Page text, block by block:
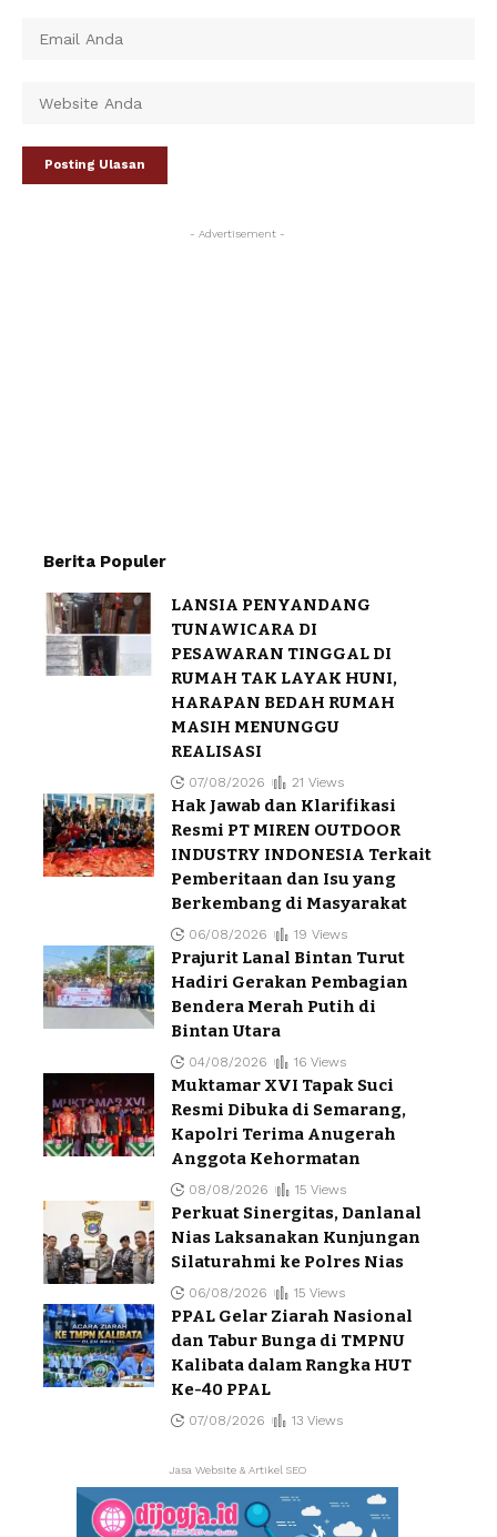
- Advertisement -
Berita Populer
LANSIA PENYANDANG
TUNAWICARA DI
PESAWARAN TINGGAL DI
RUMAH TAK LAYAK HUNI,
HARAPAN BEDAH RUMAH
MASIH MENUNGGU
REALISASI
07/08/2026 21 Views
Hak Jawab dan Klarifikasi
Resmi PT MIREN OUTDOOR
INDUSTRY INDONESIA Terkait
Pemberitaan dan Isu yang
Berkembang di Masyarakat
06/08/2026 19 Views
Prajurit Lanal Bintan Turut
Hadiri Gerakan Pembagian
Bendera Merah Putih di
Bintan Utara
04/08/2026 16 Views
Muktamar XVI Tapak Suci
Resmi Dibuka di Semarang,
Kapolri Terima Anugerah
Anggota Kehormatan
08/08/2026 15 Views
Perkuat Sinergitas, Danlanal
Nias Laksanakan Kunjungan
Silaturahmi ke Polres Nias
06/08/2026 15 Views
PPAL Gelar Ziarah Nasional
dan Tabur Bunga di TMPNU
Kalibata dalam Rangka HUT
Ke-40 PPAL
07/08/2026 13 Views
Jasa Website & Artikel SEO